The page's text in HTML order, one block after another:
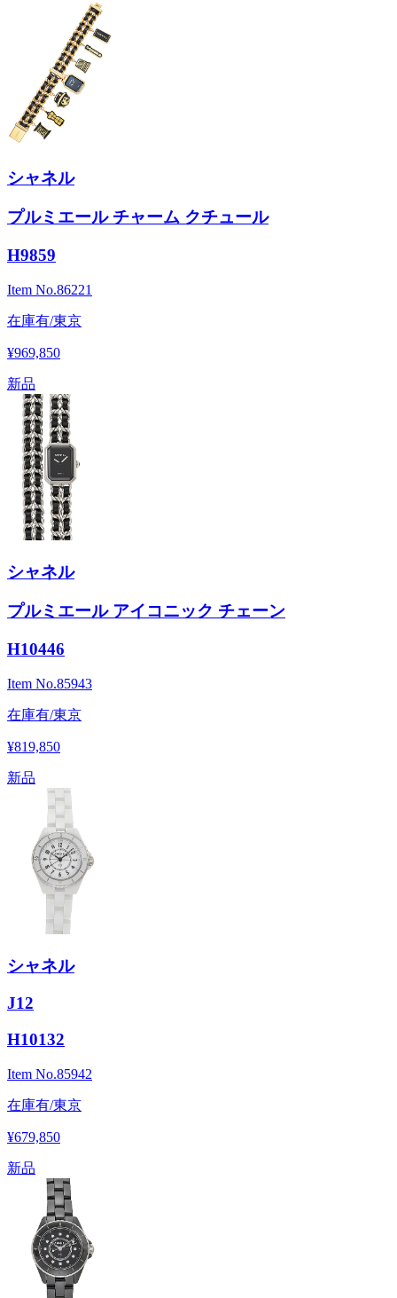
シャネル
プルミエール チャーム クチュール
H9859
Item No.86221
在庫有/東京
¥969,850
新品
シャネル
プルミエール アイコニック チェーン
H10446
Item No.85943
在庫有/東京
¥819,850
新品
シャネル
J12
H10132
Item No.85942
在庫有/東京
¥679,850
新品